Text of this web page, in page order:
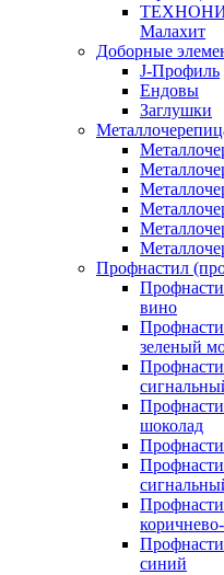
Малахит
Доборные
J-Профиль
Ендовы
Заглушки
Профнастил
вино
зеленый
шоколад
синий